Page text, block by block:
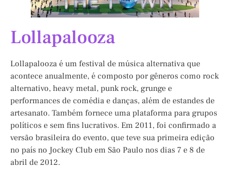
Lollapalooza
Lollapalooza é um festival de música alternativa que
acontece anualmente, é composto por gêneros como rock
alternativo, heavy metal, punk rock, grunge e
performances de comédia e danças, além de estandes de
artesanato. Também fornece uma plataforma para grupos
políticos e sem fins lucrativos. Em 2011, foi confirmado a
versão brasileira do evento, que teve sua primeira edição
no país no Jockey Club em São Paulo nos dias 7 e 8 de
abril de 2012.